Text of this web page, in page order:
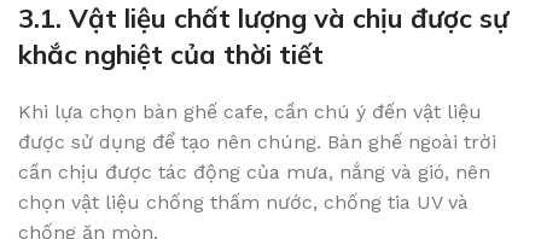
3.1. Vật liệu chất lượng và chịu được sự
khắc nghiệt của thời tiết
Khi lựa chọn bàn ghế cafe, cần chú ý đến vật liệu
được sử dụng để tạo nên chúng. Bàn ghế ngoài trời
cần chịu được tác động của mưa, nắng và gió, nên
chọn vật liệu chống thấm nước, chống tia UV và
chống ăn mòn.